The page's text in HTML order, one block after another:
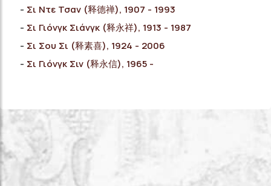
Σι Ντε Τσαν (释德禅), 1907 - 1993
Σι Γιόνγκ Σιάνγκ (释永祥), 1913 - 1987
Σι Σου Σι (释素喜), 1924 - 2006
Σι Γιόνγκ Σιν (释永信), 1965 -